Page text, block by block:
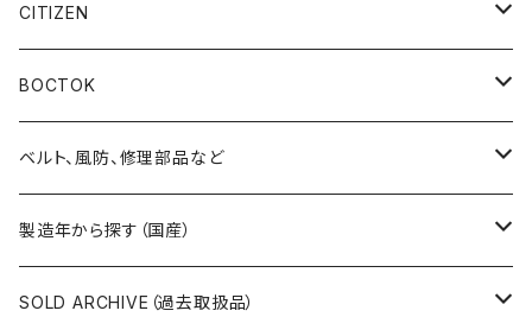
19SEIKO（21石）
その他の懐中時計
クラウン（CROWN）
クロノス（CRONOS）
スカイライナー（SKYLINER）
スポーツマン（SPORTSMAN）
チャンピオン（CHAMPION）
5アクタス（5ACTUS）
5”スポーツ”（5”SPORTS”）
5デラックス（DX）
スポーツマチック（SPORTSMATIC）
セイコーマチック（SEIKOMATIC）
CITIZEN
手巻き腕時計
自動巻き腕時計
BOCTOK
Amphibia/アンフィビア
Komandirskie/コマンダスキー
Komandirskie Jr/コマンダスキージュニア
ベルト、風防、修理部品など
ステンレスベルト
風防（修理、交換用）
製造年から探す（国産）
1940年代
SOLD ARCHIVE（過去取扱品）